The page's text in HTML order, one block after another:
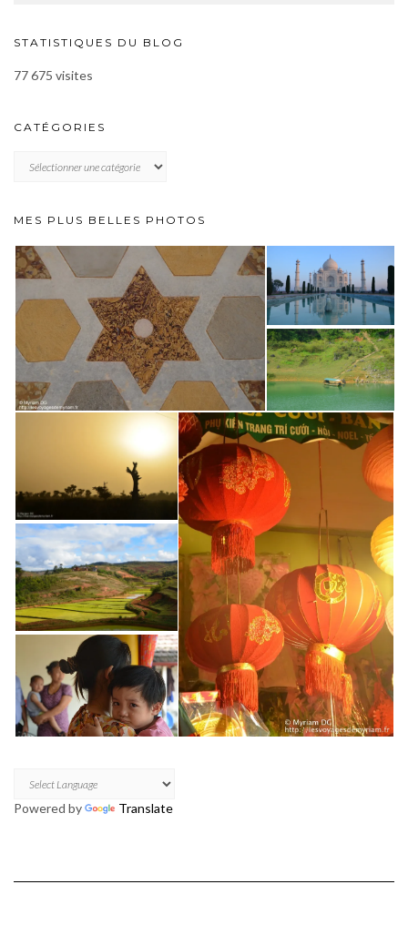
STATISTIQUES DU BLOG
77 675 visites
CATÉGORIES
MES PLUS BELLES PHOTOS
Powered by Translate